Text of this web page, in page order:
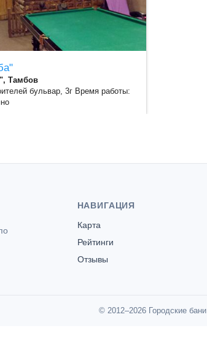
Тамбов
бульвар, 3г Время работы:
НАВИГАЦИЯ
Карта
Рейтинги
Отзывы
© 2012–2026 Городские бани